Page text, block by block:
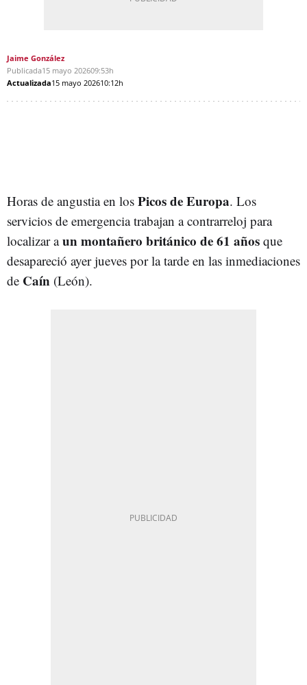
Jaime González
Publicada15 mayo 202609:53h
Actualizada15 mayo 202610:12h
Horas de angustia en los Picos de Europa. Los
servicios de emergencia trabajan a contrarreloj para
localizar aun montañero británico de 61 años que
desapareció ayer jueves por la tarde en las inmediaciones
de Caín (León).